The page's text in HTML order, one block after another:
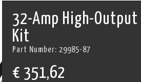
32-Amp High-
Kit
Part Number: 29985-87
€ 351,62